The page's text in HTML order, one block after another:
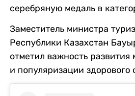
серебряную медаль в
Заместитель министра
Республики Казахстан
отметил важность развития
и популяризации здорового